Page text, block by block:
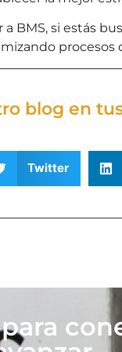
BMS, si estás
procesos
blog en
Twitter